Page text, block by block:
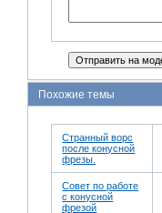
Похожие темы
Странный ворс
после конусной
фрезы.
Совет по работе
с конусной
фрезой